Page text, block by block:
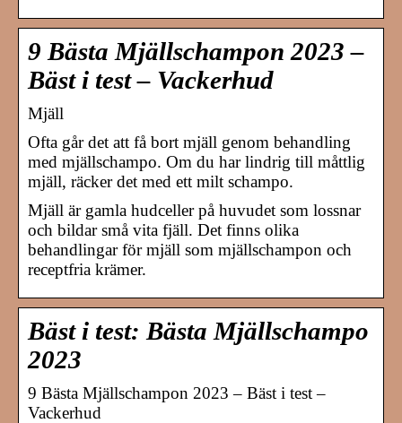
9 Bästa Mjällschampon 2023 –
Bäst i test – Vackerhud
Mjäll
Ofta går det att få bort mjäll genom behandling
med mjällschampo. Om du har lindrig till måttlig
mjäll, räcker det med ett milt schampo.
Mjäll är gamla hudceller på huvudet som lossnar
och bildar små vita fjäll. Det finns olika
behandlingar för mjäll som mjällschampon och
receptfria krämer.
Bäst i test: Bästa Mjällschampo
2023
9 Bästa Mjällschampon 2023 – Bäst i test –
Vackerhud